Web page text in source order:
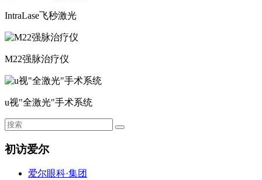
IntraLase飞秒激光
M22强脉治疗仪
u视"全激光"手术系统
初访爱尔
爱尔眼科·集团